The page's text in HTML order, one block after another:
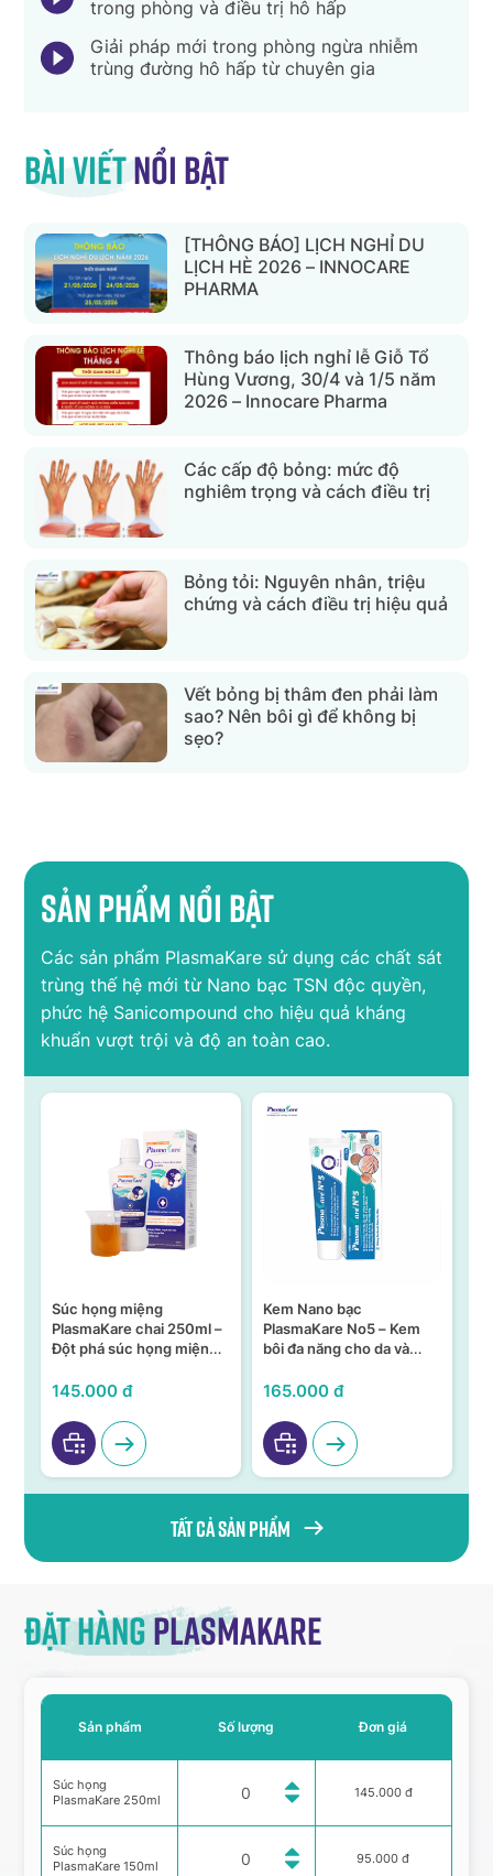
trong phòng và điều trị hô hấp
Giải pháp mới trong phòng ngừa nhiễm
trùng đường hô hấp từ chuyên gia
Bài viếtnổi bật
[THÔNG BÁO] LỊCH NGHỈ DU
LỊCH HÈ 2026 – INNOCARE
PHARMA
Thông báo lịch nghỉ lễ Giỗ Tổ
Hùng Vương, 30/4 và 1/5 năm
2026 – Innocare Pharma
Các cấp độ bỏng: mức độ
nghiêm trọng và cách điều trị
Bỏng tỏi: Nguyên nhân, triệu
chứng và cách điều trị hiệu quả
Vết bỏng bị thâm đen phải làm
sao? Nên bôi gì để không bị
sẹo?
Sản phẩm nổi bật
Các sản phẩm PlasmaKare sử dụng các chất sát
trùng thế hệ mới từ Nano bạc TSN độc quyền,
phức hệ Sanicompound cho hiệu quả kháng
khuẩn vượt trội và độ an toàn cao.
Súc họng miệng
PlasmaKare chai 250ml –
Đột phá súc họng miệng
145.000 đ
Kem Nano bạc
PlasmaKare No5 – Kem
bôi đa năng cho da và
165.000 đ
Tất cả sản phẩm
Đặt hàngPlasmakare
Sản phẩm
Súc họng
PlasmaKare 250ml
Súc họng
PlasmaKare 150ml
Số lượng Đơn giá
145.000 đ
95.000 đ